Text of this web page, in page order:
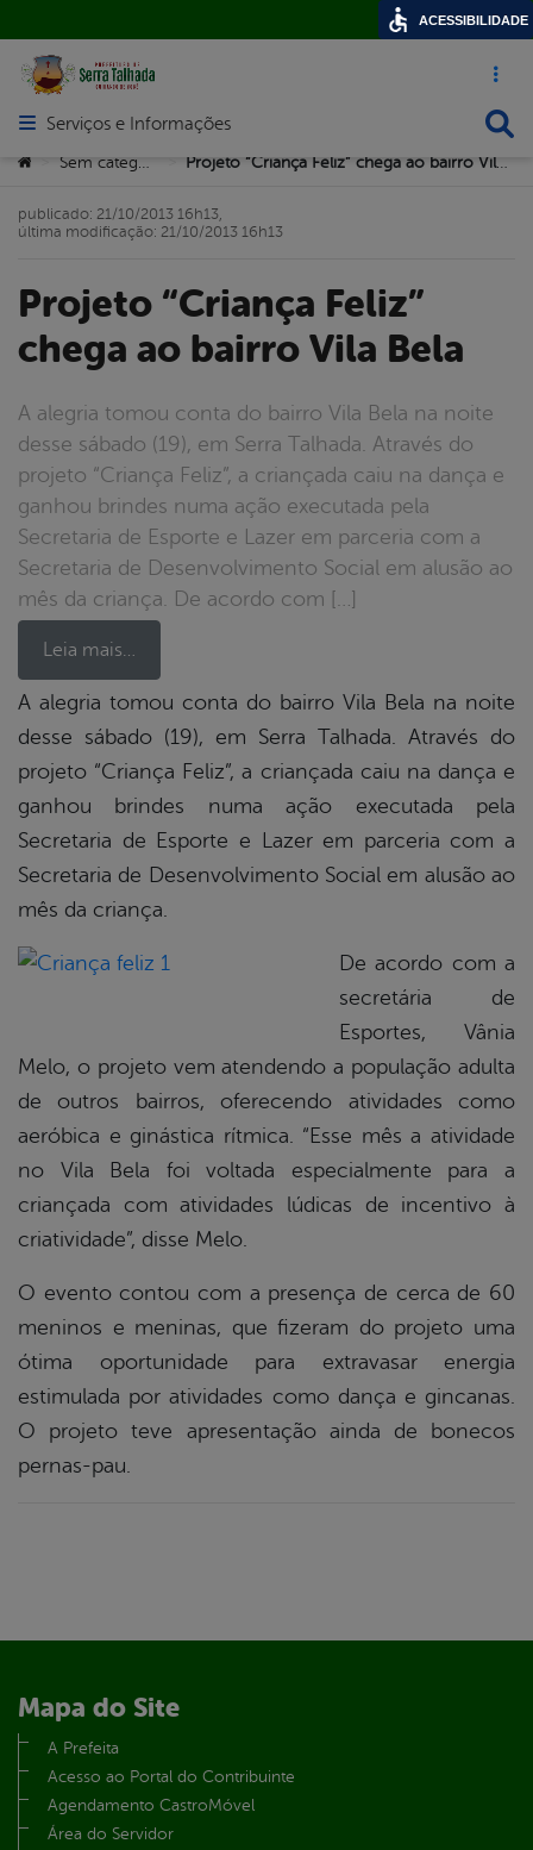
Acesso
Abrir menu principal de navegação
Serviços e Informações
Você está aqui:
> > Projeto “Criança Feliz” chega ao bairro Vila Bela
Projeto “Criança Feliz”
chega ao bairro Vila Bela
A alegria tomou conta do bairro Vila Bela na noite
desse sábado (19), em Serra Talhada. Através do
projeto “Criança Feliz”, a criançada caiu na dança e
ganhou brindes numa ação executada pela
Secretaria de Esporte e Lazer em parceria com a
Secretaria de Desenvolvimento Social em alusão ao
mês da criança. De acordo com […]
Leia mais…
publicado: 21/10/2013 16h13,
última modificação: 21/10/2013 16h13
A alegria tomou conta do bairro Vila Bela na noite
desse sábado (19), em Serra Talhada. Através do
projeto “Criança Feliz”, a criançada caiu na dança e
ganhou brindes numa ação executada pela
Secretaria de Esporte e Lazer em parceria com a
Secretaria de Desenvolvimento Social em alusão ao
mês da criança.
De acordo com a
secretária de
Esportes, Vânia
Melo, o projeto vem atendendo a população adulta
de outros bairros, oferecendo atividades como
aeróbica e ginástica rítmica. “Esse mês a atividade
no Vila Bela foi voltada especialmente para a
criançada com atividades lúdicas de incentivo à
criatividade”, disse Melo.
O evento contou com a presença de cerca de 60
meninos e meninas, que fizeram do projeto uma
ótima oportunidade para extravasar energia
estimulada por atividades como dança e gincanas.
O projeto teve apresentação ainda de bonecos
pernas-pau.
Mapa do Site
A Prefeita
Acesso ao Portal do Contribuinte
Agendamento CastroMóvel
Área do Servidor
ACESSIBILIDADE